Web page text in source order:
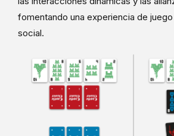
fomentando una experiencia de
social.